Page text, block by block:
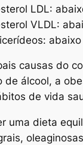
LDL:
VLDL:
causas do
de álcool, a
de vida
uma dieta